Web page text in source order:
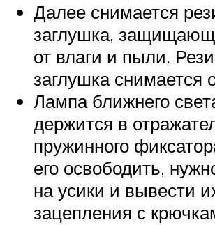
Далее снимается
заглушка,
от влаги и пыли.
заглушка снимается
Лампа ближнего
держится в
пружинного
его освободить,
на усики и вывести
зацепления с